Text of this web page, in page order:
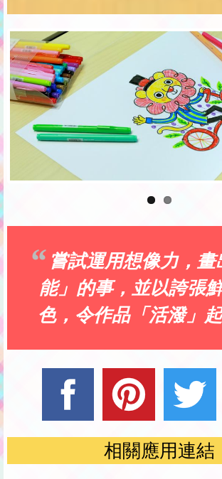
嘗試運用想像力，畫
能」的事，並以誇張
色，令作品「活潑」
相關應用連結